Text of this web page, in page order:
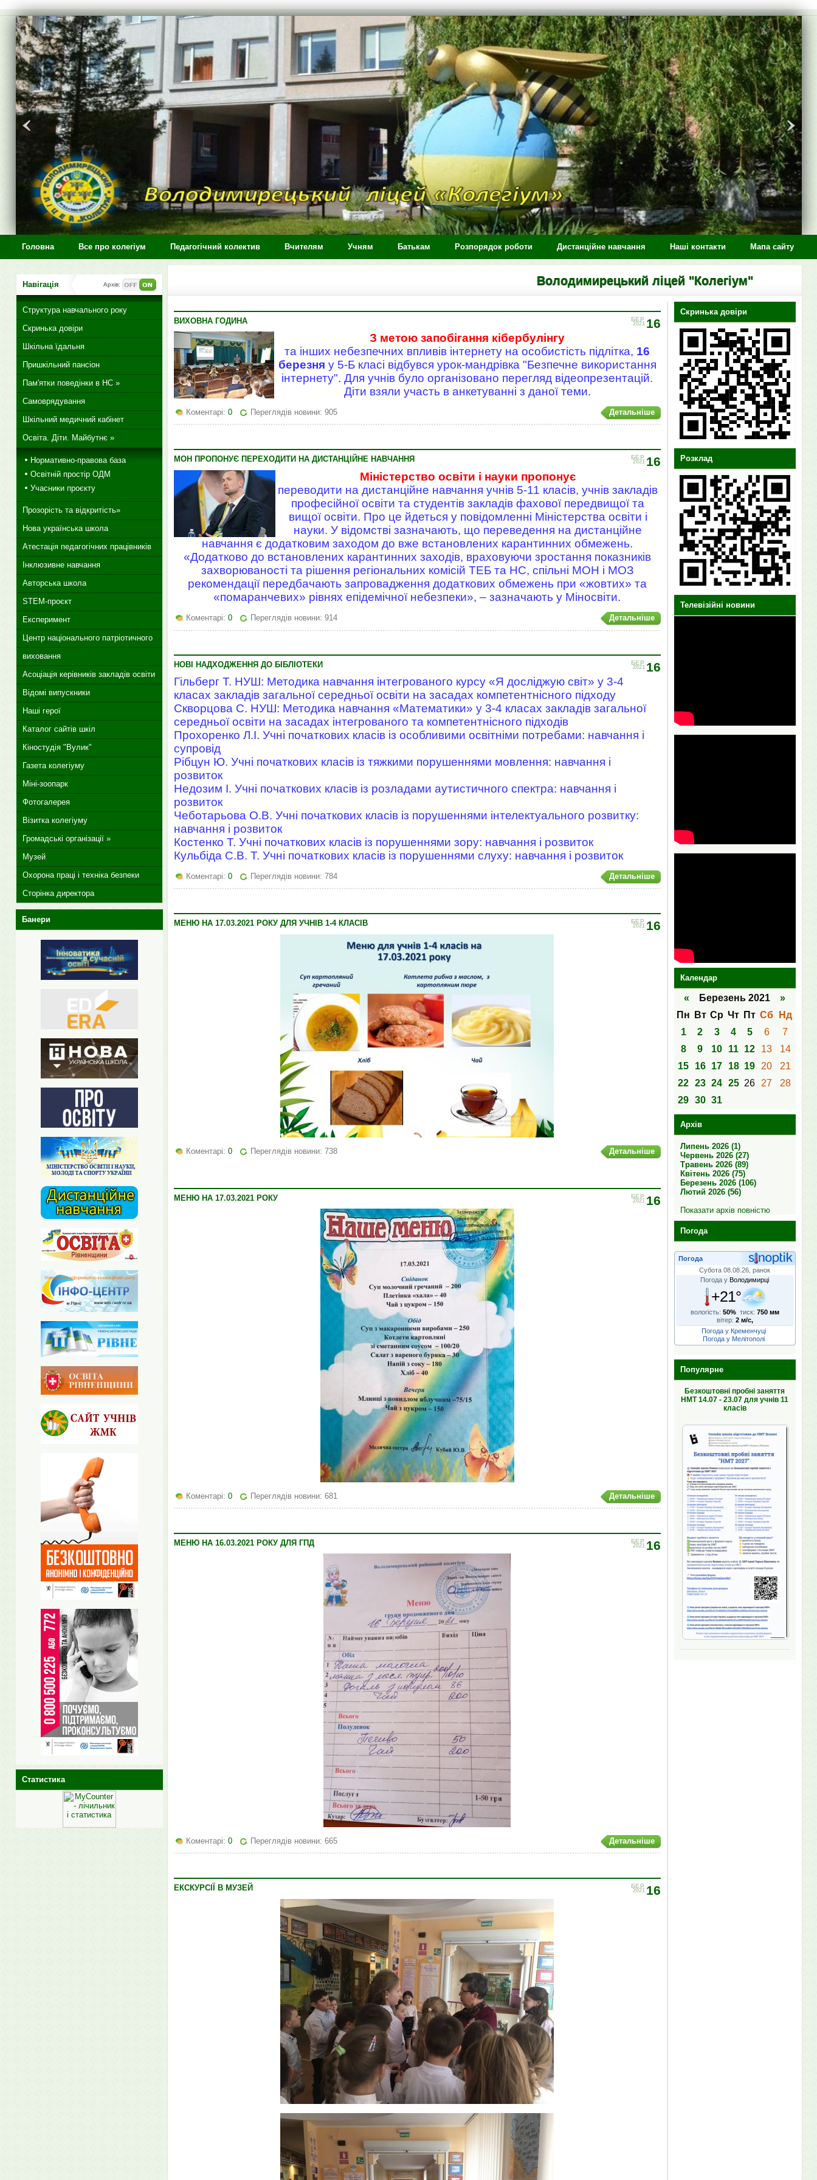
>
Головна Все про колегіум Педагогічний колектив Вчителям Учням Батькам Розпорядок роботи Дистанційне навчання Наші контакти Мапа сайту
Володимирецький ліцей "Колегіум"
16
БЕР
2021
ВИХОВНА ГОДИНА
З метою запобігання кібербулінгу
та інших небезпечних впливів інтернету на особистість підлітка, 16
березня у 5-Б класі відбувся урок-мандрівка "Безпечне використання
інтернету". Для учнів було організовано перегляд відеопрезентацій.
Діти взяли участь в анкетуванні з даної теми.
Детальніше
Коментарі: 0 Переглядів новини: 905
16
БЕР
2021
МОН ПРОПОНУЄ ПЕРЕХОДИТИ НА ДИСТАНЦІЙНЕ НАВЧАННЯ
Міністерство освіти і науки пропонує
переводити на дистанційне навчання учнів 5-11 класів, учнів закладів
професійної освіти та студентів закладів фахової передвищої та
вищої освіти. Про це йдеться у повідомленні Міністерства освіти і
науки. У відомстві зазначають, що переведення на дистанційне
навчання є додатковим заходом до вже встановлених карантинних обмежень.
«Додатково до встановлених карантинних заходів, враховуючи зростання показників
захворюваності та рішення регіональних комісій ТЕБ та НС, спільні МОН і МОЗ
рекомендації передбачають запровадження додаткових обмежень при «жовтих» та
«помаранчевих» рівнях епідемічної небезпеки», – зазначають у Міносвіти.
Детальніше
Коментарі: 0 Переглядів новини: 914
16
БЕР
2021
НОВІ НАДХОДЖЕННЯ ДО БІБЛІОТЕКИ
Гільберг Т. НУШ: Методика навчання інтегрованого курсу «Я досліджую світ» у 3-4
класах закладів загальної середньої освіти на засадах компетентнісного підходу
Скворцова С. НУШ: Методика навчання «Математики» у 3-4 класах закладів загальної
середньої освіти на засадах інтегрованого та компетентнісного підходів
Прохоренко Л.І. Учні початкових класів із особливими освітніми потребами: навчання і
супровід
Рібцун Ю. Учні початкових класів із тяжкими порушеннями мовлення: навчання і
розвиток
Недозим І. Учні початкових класів із розладами аутистичного спектра: навчання і
розвиток
Чеботарьова О.В. Учні початкових класів із порушеннями інтелектуального розвитку:
навчання і розвиток
Костенко Т. Учні початкових класів із порушеннями зору: навчання і розвиток
Кульбіда С.В. Т. Учні початкових класів із порушеннями слуху: навчання і розвиток
Детальніше
Коментарі: 0 Переглядів новини: 784
16
БЕР
2021
МЕНЮ НА 17.03.2021 РОКУ ДЛЯ УЧНІВ 1-4 КЛАСІВ
Детальніше
Коментарі: 0 Переглядів новини: 738
16
БЕР
2021
МЕНЮ НА 17.03.2021 РОКУ
Детальніше
Коментарі: 0 Переглядів новини: 681
16
БЕР
2021
МЕНЮ НА 16.03.2021 РОКУ ДЛЯ ГПД
Детальніше
Коментарі: 0 Переглядів новини: 665
16
БЕР
2021
ЕКСКУРСІЇ В МУЗЕЙ
Скринька довіри
Розклад
Телевізійні новини
Календар
« Березень 2021 »
Пн
Вт Ср Чт Пт Сб
Нд
1
2 3 4 5 6
7
8
9 10 11 12 13
14
15
16 17 18 19 20
21
22 23 24 25 26 27
28
29 30 31
Архів
Липень 2026 (1)
Червень 2026 (27)
Травень 2026 (89)
Квітень 2026 (75)
Березень 2026 (106)
Лютий 2026 (56)
Показати архів повністю
Погода
Погода
Субота 08.08.26, ранок
Погода у Володимирці
+21°
вологість: 50% тиск: 750 мм
вітер: 2 м/с,
Погода у Кременчуці
Погода у Мелітополі
Популярне
Безкоштовні пробні заняття
НМТ 14.07 - 23.07 для учнів 11
класів
Навігація Архів:
Структура навчального року
Скринька довіри
Шкільна їдальня
Пришкільний пансіон
Пам'ятки поведінки в НС »
Самоврядування
Шкільний медичний кабінет
Освіта. Діти. Майбутнє »
Нормативно-правова база
Освітній простір ОДМ
Учасники проєкту
Прозорість та відкритість»
Нова українська школа
Атестація педагогічних працівників
Інклюзивне навчання
Авторська школа
STEM-проєкт
Експеримент
Центр національного патріотичного
виховання
Асоціація керівників закладів освіти
Відомі випускники
Наші герої
Каталог сайтів шкіл
Кіностудія "Вулик"
Газета колегіуму
Міні-зоопарк
Фотогалерея
Візитка колегіуму
Громадські організації »
Музей
Охорона праці і техніка безпеки
Сторінка директора
Банери
Статистика